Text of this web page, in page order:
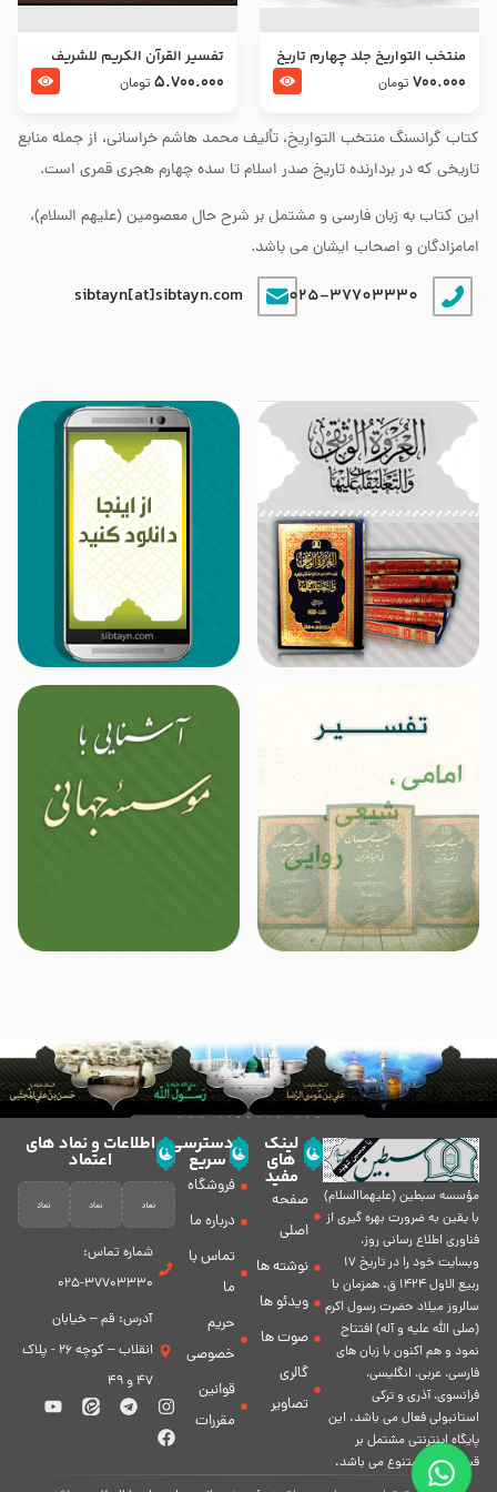
کتاب گرانسنگ منتخب التواريخ، تألیف محمد هاشم خراسانی، از جمله منابع
تاریخی که در بردارنده تاریخ صدر اسلام تا سده چهارم هجری قمری است.
این کتاب به زبان فارسی و مشتمل بر شرح حال معصومین (علیهم السلام)،
امامزادگان و اصحاب ایشان می باشد.
025-37703330
sibtayn[at]sibtayn.com
منتخب التواریخ جلد چهارم تاریخ
امام زین العابدین و امام محمد
700.000 تومان
تفسير القرآن الكريم للشريف
المرتضي قدس سرّه
5.700.000 تومان
مؤسسه سبطين (عليهماالسلام)
با يقين به ضرورت بهره گیرى از
فناورى اطلاع رسانى روز،
وبسایت خود را در تاريخ 17
ربيع الاول 1424 ق. همزمان با
سالروز ميلاد حضرت رسول اكرم
(صلی الله علیه و آله) افتتاح
نمود و هم اكنون با زبان های
فارسی، عربى، انگلیسی،
فرانسوی، آذری و ترکی
استانبولی فعال مى باشد. اين
پايگاه اينترنتى مشتمل بر
قسمت هاى متنوع مى باشد.
لینک
های
مفید
صفحه
اصلی
نوشته ها
ویدئو ها
صوت ها
گالری
تصاویر
دسترسی
سریع
فروشگاه
درباره ما
تماس با
ما
حریم
خصوصی
قوانین
مقررات
اطلاعات و نماد های
اعتماد
شماره تماس:
37703330-025
آدرس: قم – خیابان
انقلاب – کوچه 26 - پلاک
47 و 49